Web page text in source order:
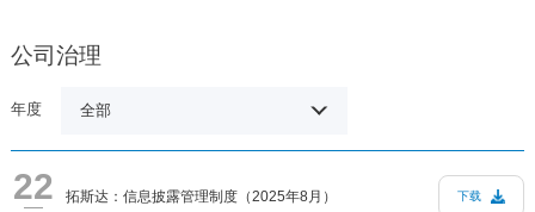
公司治理
年度 全部
22 拓斯达：信息披露管理制度（2025年8月） 下载